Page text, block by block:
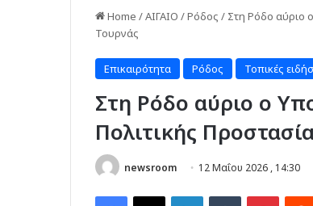
Home /ΑΙΓΑΙΟ /Ρόδος / Στη Ρόδο αύριο
Τουρνάς
Επικαιρότητα Ρόδος Τοπικές
Στη Ρόδο αύριο ο
Πολιτικής
newsroom 12 Μαΐου 2026 , 14:30
Facebook
X LinkedInTumblr